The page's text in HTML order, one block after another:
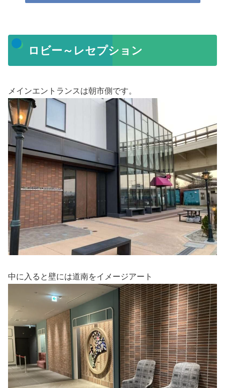
ロビー～レセプション
メインエントランスは朝市側です。
中に入ると壁には道南をイメージアート